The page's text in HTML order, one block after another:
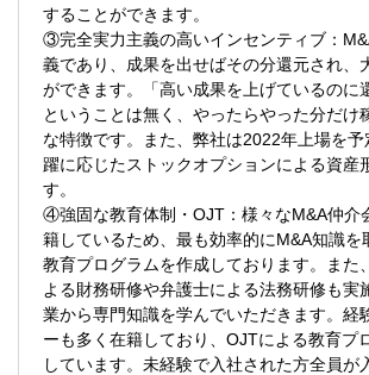
することができます。
③完全実力主義の高いインセンティブ：
義であり、成果を出せばその分還元され、
ができます。「高い成果を上げているのに
ということは無く、やったらやった分だけ
な特徴です。また、弊社は2022年上場を
躍に応じたストックオプションによる資産
す。
④強固な教育体制・OJT：様々なM&A仲介
籍しているため、最も効率的にM&A知識を
教育プログラムを作成しております。また
よる財務研修や弁護士による法務研修も実
業から専門知識を学んでいただきます。経
ーも多く在籍しており、OJTによる教育プ
しています。未経験で入社された方全員が